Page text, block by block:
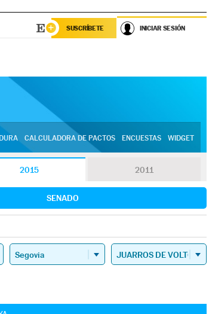
SUSCRÍBETE INICIAR SESIÓN
CALCULADORA DE PACTOS ENCUESTAS WIDGET
2015 2011
SENADO